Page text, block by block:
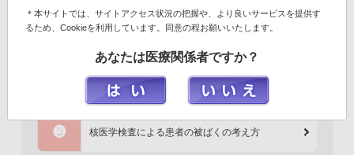
❹ 心筋SPECTの読影とレポーティング
笠井 督雄
読影手順
レポーティング
❺ 核医学検査による患者の被ばくの考え方
＊本サイトでは、サイトアクセス状況の把握や、より良いサービスを提供す
るため、Cookieを利用しています。同意の程お願いいたします。
あなたは医療関係者ですか？